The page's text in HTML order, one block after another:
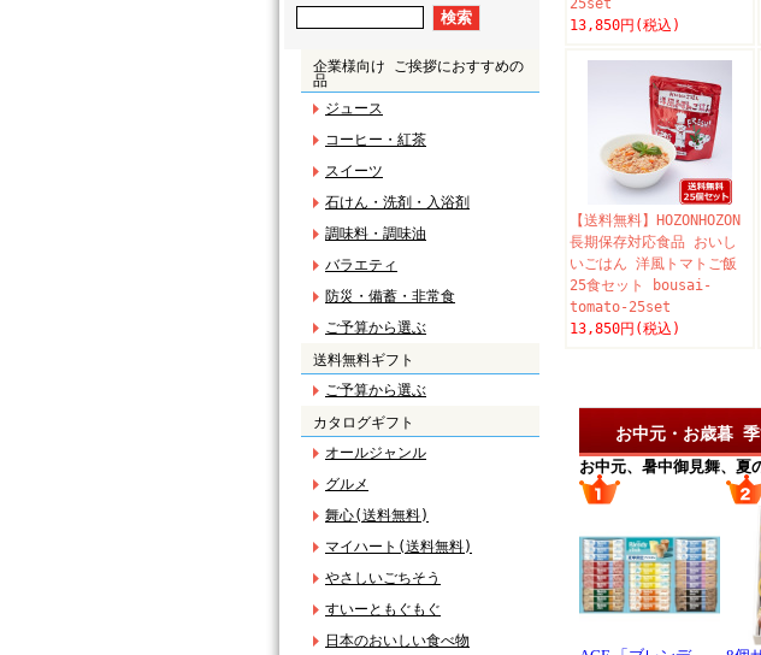
企業様向け ご挨拶におすすめの
品
ジュース
コーヒー・紅茶
スイーツ
石けん・洗剤・入浴剤
調味料・調味油
バラエティ
防災・備蓄・非常食
ご予算から選ぶ
送料無料ギフト
ご予算から選ぶ
カタログギフト
オールジャンル
グルメ
舞心(送料無料)
マイハート(送料無料)
やさしいごちそう
すいーともぐもぐ
日本のおいしい食べ物
13,850円(税込)
【送料無料】HOZONHOZON
長期保存対応食品 おいし
いごはん 洋風トマトご飯
25食セット bousai-
tomato-25set
13,850円(税込)